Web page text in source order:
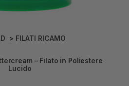
> FILATI RICAMO
– Filato in Poliestere
Lucido